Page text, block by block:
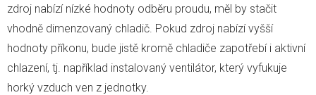
zdroj nabízí nízké hodnoty odběru proudu, měl by stačit
vhodně dimenzovaný chladič. Pokud zdroj nabízí vyšší
hodnoty příkonu, bude jistě kromě chladiče zapotřebí i aktivní
chlazení, tj. například instalovaný ventilátor, který vyfukuje
horký vzduch ven z jednotky.